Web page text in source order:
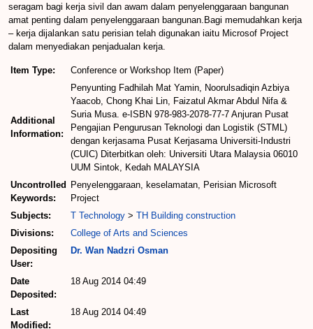
seragam bagi kerja sivil dan awam dalam penyelenggaraan bangunan
amat penting dalam penyelenggaraan bangunan.Bagi memudahkan kerja
– kerja dijalankan satu perisian telah digunakan iaitu Microsof Project
dalam menyediakan penjadualan kerja.
Item Type: Conference or Workshop Item (Paper)
Additional
Information:
Penyunting Fadhilah Mat Yamin, Noorulsadiqin Azbiya
Yaacob, Chong Khai Lin, Faizatul Akmar Abdul Nifa &
Suria Musa. e-ISBN 978-983-2078-77-7 Anjuran Pusat
Pengajian Pengurusan Teknologi dan Logistik (STML)
dengan kerjasama Pusat Kerjasama Universiti-Industri
(CUIC) Diterbitkan oleh: Universiti Utara Malaysia 06010
UUM Sintok, Kedah MALAYSIA
Uncontrolled
Keywords:
Penyelenggaraan, keselamatan, Perisian Microsoft
Project
Subjects:
T Technology > TH Building construction
Divisions:
College of Arts and Sciences
Depositing
User:
Dr. Wan Nadzri Osman
Date
Deposited:
18 Aug 2014 04:49
Last
Modified:
18 Aug 2014 04:49